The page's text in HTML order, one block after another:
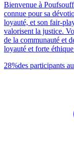
Bienvenue à
connue pour sa
loyauté, et son fair-
valorisent la justice.
de la communauté et
loyauté et forte
28%des participants